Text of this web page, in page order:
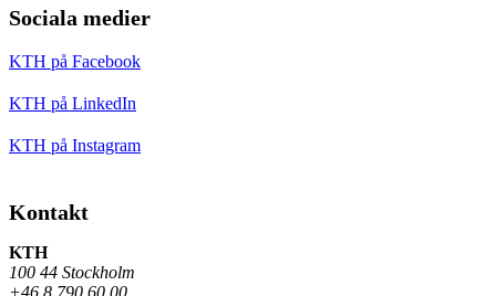
Sociala medier
KTH på Facebook
KTH på LinkedIn
KTH på Instagram
Kontakt
KTH
100 44 Stockholm
+46 8 790 60 00